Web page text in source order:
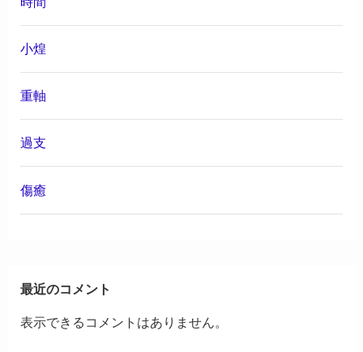
小煌
重軸
過支
傷癒
最近のコメント
表示できるコメントはありません。